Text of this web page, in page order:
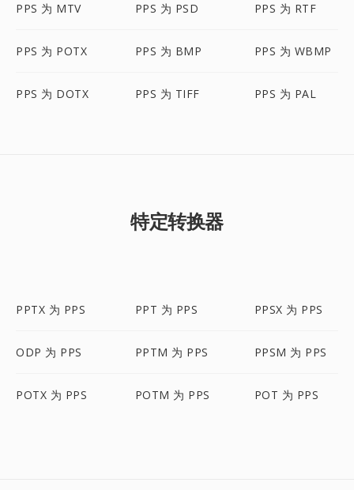
PPS 为 MTV PPS 为 PSD PPS 为 RTF
PPS 为 POTX PPS 为 BMP PPS 为 WBMP
PPS 为 DOTX PPS 为 TIFF PPS 为 PAL
特定转换器
PPTX 为 PPS PPT 为 PPS PPSX 为 PPS
ODP 为 PPS PPTM 为 PPS PPSM 为 PPS
POTX 为 PPS POTM 为 PPS POT 为 PPS